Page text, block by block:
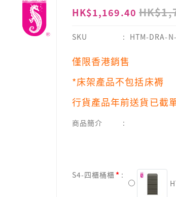
HK$1,169.40
SKU HTM-DRA-
僅限香港銷售
*床架產品不包括床褥
行貨產品年前送貨已截
商品簡介
S4-四櫃桶櫃